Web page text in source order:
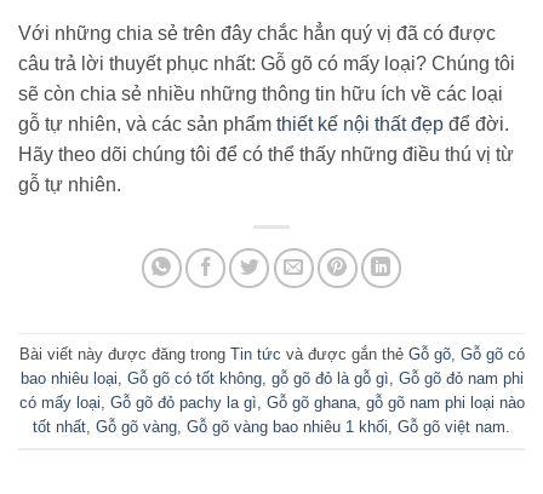
Với những chia sẻ trên đây chắc hẳn quý vị đã có được
câu trả lời thuyết phục nhất: Gỗ gõ có mấy loại? Chúng tôi
sẽ còn chia sẻ nhiều những thông tin hữu ích về các loại
gỗ tự nhiên, và các sản phẩm thiết kế nội thất đẹp để đời.
Hãy theo dõi chúng tôi để có thể thấy những điều thú vị từ
gỗ tự nhiên.
Bài viết này được đăng trong Tin tức và được gắn thẻ Gỗ gõ, Gỗ gõ có
bao nhiêu loại Gỗ gõ có tốt không, gỗ gõ đỏ là gỗ gì Gỗ gõ đỏ nam phi
có mấy loại Gỗ gõ đỏ pachy la gì Gỗ gõ ghana, gỗ gõ nam phi loại nào
tốt nhất Gỗ gõ vàng Gỗ gõ vàng bao nhiêu 1 khối Gỗ gõ việt nam